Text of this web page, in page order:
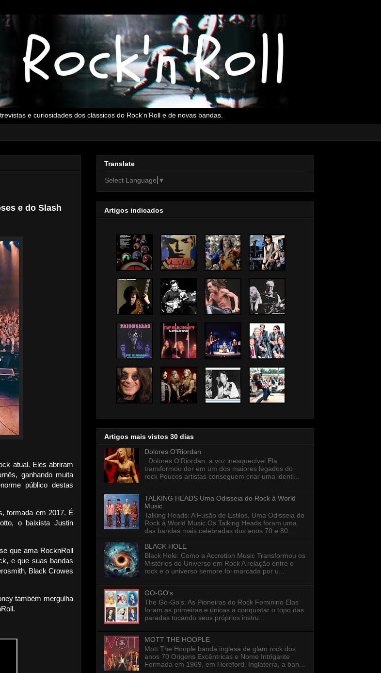
e curiosidades dos clássicos do Rock’n’Roll e de novas bandas.
e do Slash
atual. Eles abriram
ganhando muita
público destas
formada em 2017. É
o baixista Justin
que ama RocknRoll
e que suas bandas
Black Crowes
também mergulha
Translate
Select Language ▼
Artigos indicados
Artigos mais vistos 30 dias
Dolores O'Riordan
Dolores O'Riordan: a voz inesquecível Ela
transformou dor em um dos maiores legados do
rock Poucos artistas conseguem criar uma identi...
TALKING HEADS Uma Odisseia do Rock à World
Music
Talking Heads: A Fusão de Estilos, Uma Odisseia do
Rock à World Music Os Talking Heads foram uma
das bandas mais celebradas dos anos 70 e 80...
BLACK HOLE
Black Hole: Como a Accretion Music Transformou os
Mistérios do Universo em Rock A relação entre o
rock e o universo sempre foi marcada por u...
GO-GO's
The Go-Go's: As Pioneiras do Rock Feminino Elas
foram as primeiras e únicas a conquistar o topo das
paradas tocando seus próprios instru...
MOTT THE HOOPLE
Mott The Hoople banda inglesa de glam rock dos
anos 70 Origens Excêntricas e Nome Intrigante
Formada em 1969, em Hereford, Inglaterra, a ban...